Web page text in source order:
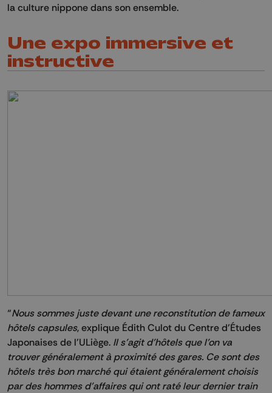
la culture nippone dans son ensemble.
Une expo immersive et
instructive
“Nous sommes juste devant une reconstitution de fameux
hôtels capsules, explique Édith Culot du Centre d’Études
Japonaises de l’ULiège. Il s’agit d’hôtels que l’on va
trouver généralement à proximité des gares. Ce sont des
hôtels très bon marché qui étaient généralement choisis
par des hommes d’affaires qui ont raté leur dernier train